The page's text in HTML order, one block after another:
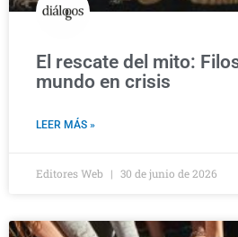
El rescate del mito:
mundo en crisis
LEER MÁS »
Editores Web 30 de junio de 2026